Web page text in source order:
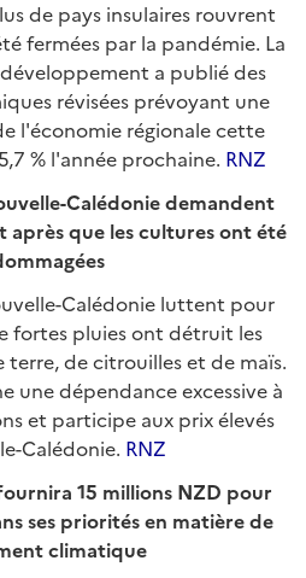
de pays insulaires rouvrent
fermées par la pandémie. La
a publié des
révisées prévoyant une
l'économie régionale cette
% l'année prochaine. RNZ
Calédonie demandent
après que les cultures ont été
Calédonie luttent pour
fortes pluies ont détruit les
de citrouilles et de maïs.
une dépendance excessive à
et participe aux prix élevés
Calédonie. RNZ
15 millions NZD pour
ses priorités en matière de
climatique